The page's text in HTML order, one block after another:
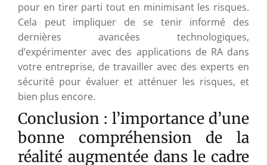
pour en tirer parti tout en minimisant les risques.
Cela peut impliquer de se tenir informé des
dernières avancées technologiques,
d’expérimenter avec des applications de RA dans
votre entreprise, de travailler avec des experts en
sécurité pour évaluer et atténuer les risques, et
bien plus encore.
Conclusion : l’importance d’une
bonne compréhension de la
réalité augmentée dans le cadre